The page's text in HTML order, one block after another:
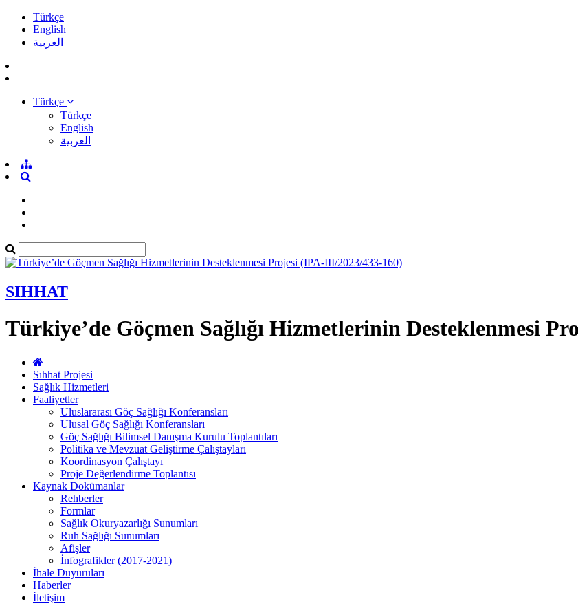
Türkçe
English
العربية
Türkçe
Türkçe
English
العربية
SIHHAT
Türkiye’de Göçmen Sağlığı Hizmetlerinin Desteklenmesi
Sıhhat Projesi
Sağlık Hizmetleri
Faaliyetler
Uluslararası Göç Sağlığı Konferansları
Ulusal Göç Sağlığı Konferansları
Göç Sağlığı Bilimsel Danışma Kurulu Toplantıları
Politika ve Mevzuat Geliştirme Çalıştayları
Koordinasyon Çalıştayı
Proje Değerlendirme Toplantısı
Kaynak Dokümanlar
Rehberler
Formlar
Sağlık Okuryazarlığı Sunumları
Ruh Sağlığı Sunumları
Afişler
İnfografikler (2017-2021)
İhale Duyuruları
Haberler
İletişim